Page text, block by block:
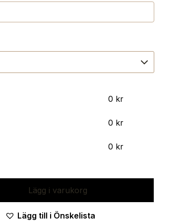
0 kr
0 kr
0 kr
Lägg i varukorg
Lägg till i Önskelista